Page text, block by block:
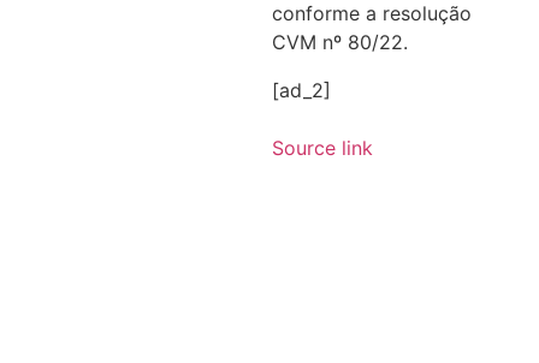
conforme a resolução
CVM nº 80/22.
[ad_2]
Source link